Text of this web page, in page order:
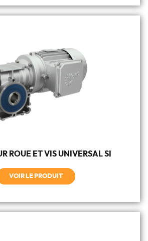
ROUE ET VIS UNIVERSAL SI
VOIR LE PRODUIT